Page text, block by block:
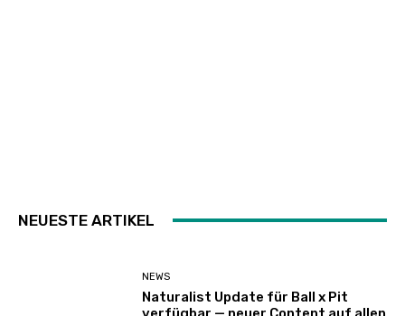
NEUESTE ARTIKEL
NEWS
Naturalist Update für Ball x Pit